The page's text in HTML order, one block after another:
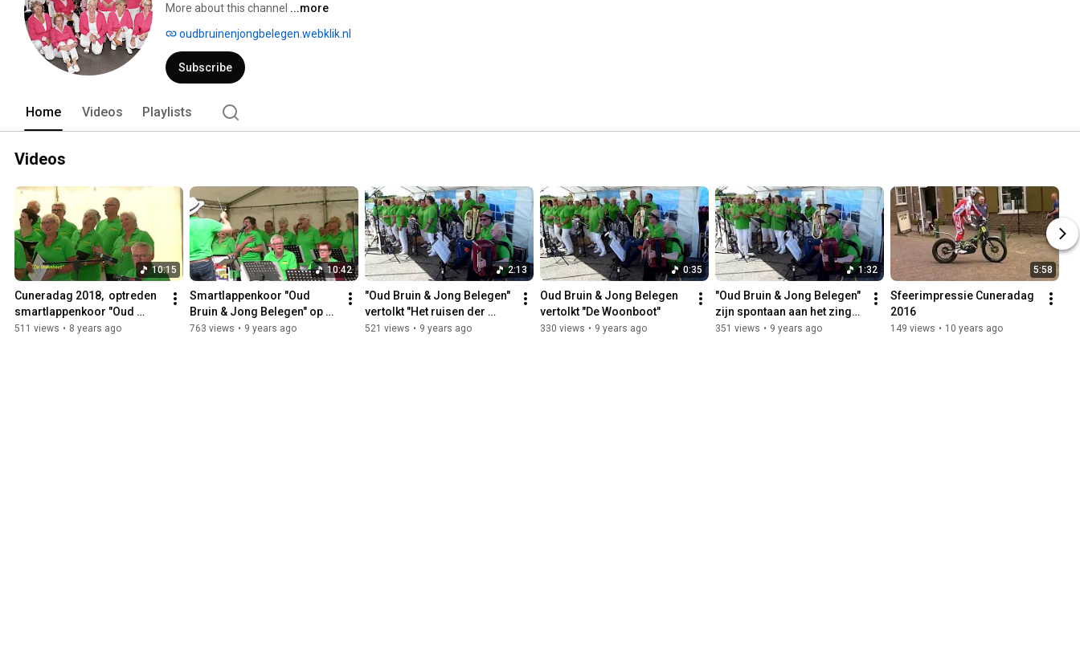
More about this channel ...more
oudbruinenjongbelegen.webklik.nl
Subscribe
Home Videos Playlists
Videos
10:15
Cuneradag 2018,  optreden
smartlappenkoor "Oud
Bruin & Jong Belegen"
511 views • 8 years ago
10:42
Smartlappenkoor "Oud
Bruin & Jong Belegen" op
Cuneradag 2017
763 views • 9 years ago
2:13
"Oud Bruin & Jong Belegen"
vertolkt "Het ruisen der
golven"
521 views • 9 years ago
0:35
Oud Bruin & Jong Belegen
vertolkt "De Woonboot"
330 views • 9 years ago
1:32
"Oud Bruin & Jong Belegen"
zijn spontaan aan het zingen
gegaan.
351 views • 9 years ago
5:58
Sfeerimpressie Cuneradag
2016
149 views • 10 years ago